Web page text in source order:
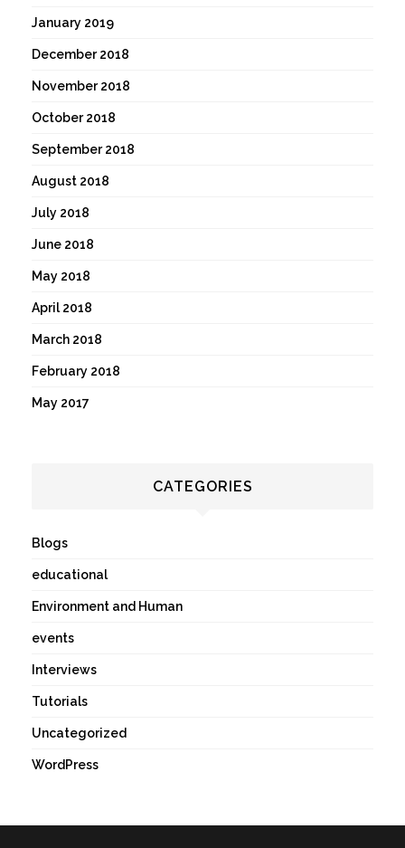
January 2019
December 2018
November 2018
October 2018
September 2018
August 2018
July 2018
June 2018
May 2018
April 2018
March 2018
February 2018
May 2017
CATEGORIES
Blogs
educational
Environment and Human
events
Interviews
Tutorials
Uncategorized
WordPress